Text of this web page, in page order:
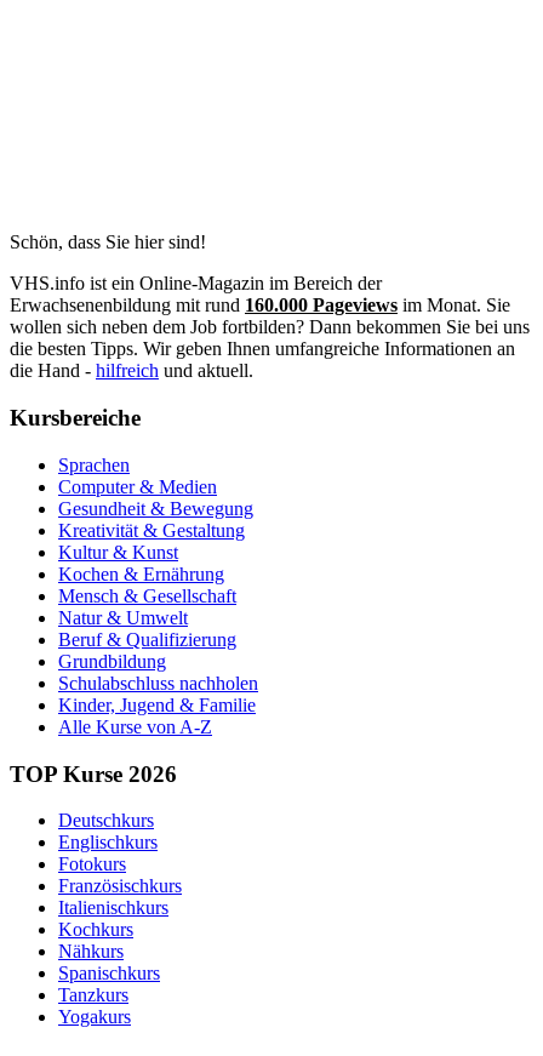
Schön, dass Sie hier sind!
VHS.info ist ein Online-Magazin im Bereich der
Erwachsenenbildung mit rund 160.000 Pageviews im Monat. Sie
wollen sich neben dem Job fortbilden? Dann bekommen Sie bei uns
die besten Tipps. Wir geben Ihnen umfangreiche Informationen an
die Hand - hilfreich und aktuell.
Kursbereiche
Sprachen
Computer & Medien
Gesundheit & Bewegung
Kreativität & Gestaltung
Kultur & Kunst
Kochen & Ernährung
Mensch & Gesellschaft
Natur & Umwelt
Beruf & Qualifizierung
Grundbildung
Schulabschluss nachholen
Kinder, Jugend & Familie
Alle Kurse von A-Z
TOP Kurse 2026
Deutschkurs
Englischkurs
Fotokurs
Französischkurs
Italienischkurs
Kochkurs
Nähkurs
Spanischkurs
Tanzkurs
Yogakurs